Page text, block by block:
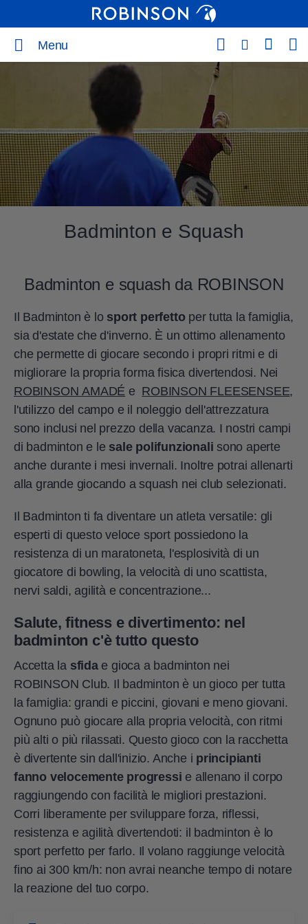
Menu
Badminton e Squash
Badminton e squash da ROBINSON
Il Badminton è lo sport perfettoper tutta la famiglia,
sia d'estate che d'inverno. È un ottimo allenamento
che permette di giocare secondo i propri ritmi e di
migliorare la propria forma fisica divertendosi. Nei
ROBINSON AMADÉ e ROBINSON FLEESENSEE,
l'utilizzo del campo e il noleggio dell'attrezzatura
sono inclusi nel prezzo della vacanza. I nostri campi
di badminton e le sale polifunzionali sono aperte
anche durante i mesi invernali. Inoltre potrai allenarti
alla grande giocando a squash nei club selezionati.
Il Badminton ti fa diventare un atleta versatile: gli
esperti di questo veloce sport possiedono la
resistenza di un maratoneta, l'esplosività di un
giocatore di bowling, la velocità di uno scattista,
nervi saldi, agilità e concentrazione...
Salute, fitness e divertimento: nel
badminton c'è tutto questo
Accetta la sfida e gioca a badminton nei
ROBINSON Club. Il badminton è un gioco per tutta
la famiglia: grandi e piccini, giovani e meno giovani.
Ognuno può giocare alla propria velocità, con ritmi
più alti o più rilassati. Questo gioco con la racchetta
è divertente sin dall'inizio. Anche i principianti
fanno velocemente progressi e allenano il corpo
raggiungendo con facilità le migliori prestazioni.
Corri liberamente per sviluppare forza, riflessi,
resistenza e agilità divertendoti: il badminton è lo
sport perfetto per farlo. Il volano raggiunge velocità
fino ai 300 km/h: non avrai neanche tempo di notare
la reazione del tuo corpo.